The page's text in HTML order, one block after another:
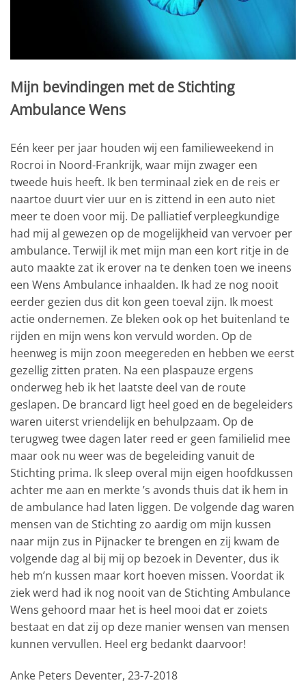
Mijn bevindingen met de Stichting
Ambulance Wens
Eén keer per jaar houden wij een familieweekend in
Rocroi in Noord-Frankrijk, waar mijn zwager een
tweede huis heeft. Ik ben terminaal ziek en de reis er
naartoe duurt vier uur en is zittend in een auto niet
meer te doen voor mij. De palliatief verpleegkundige
had mij al gewezen op de mogelijkheid van vervoer per
ambulance. Terwijl ik met mijn man een kort ritje in de
auto maakte zat ik erover na te denken toen we ineens
een Wens Ambulance inhaalden. Ik had ze nog nooit
eerder gezien dus dit kon geen toeval zijn. Ik moest
actie ondernemen. Ze bleken ook op het buitenland te
rijden en mijn wens kon vervuld worden. Op de
heenweg is mijn zoon meegereden en hebben we eerst
gezellig zitten praten. Na een plaspauze ergens
onderweg heb ik het laatste deel van de route
geslapen. De brancard ligt heel goed en de begeleiders
waren uiterst vriendelijk en behulpzaam. Op de
terugweg twee dagen later reed er geen familielid mee
maar ook nu weer was de begeleiding vanuit de
Stichting prima. Ik sleep overal mijn eigen hoofdkussen
achter me aan en merkte ’s avonds thuis dat ik hem in
de ambulance had laten liggen. De volgende dag waren
mensen van de Stichting zo aardig om mijn kussen
naar mijn zus in Pijnacker te brengen en zij kwam de
volgende dag al bij mij op bezoek in Deventer, dus ik
heb m’n kussen maar kort hoeven missen. Voordat ik
ziek werd had ik nog nooit van de Stichting Ambulance
Wens gehoord maar het is heel mooi dat er zoiets
bestaat en dat zij op deze manier wensen van mensen
kunnen vervullen. Heel erg bedankt daarvoor!
Anke Peters Deventer, 23-7-2018